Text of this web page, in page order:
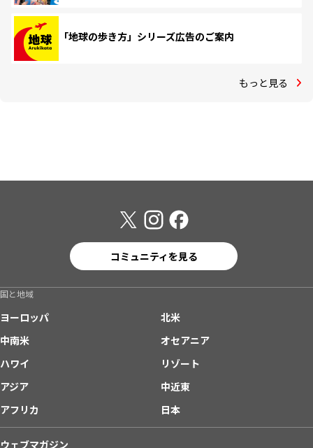
「地球の歩き方」シリーズ広告のご案内
もっと見る
コミュニティを見る
国と地域
ヨーロッパ
北米
中南米
オセアニア
ハワイ
リゾート
アジア
中近東
アフリカ
日本
ウェブマガジン